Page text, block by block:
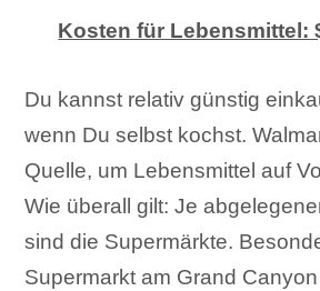
Kosten für Lebensmittel:
Du kannst relativ günstig
wenn Du selbst kochst.
Quelle, um Lebensmittel auf
Wie überall gilt: Je
sind die Supermärkte.
Supermarkt am Grand